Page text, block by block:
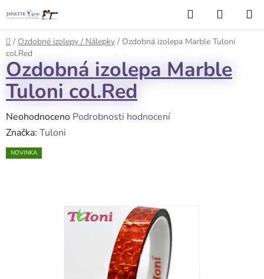
na
obsah
Hledat
KOŠÍK
Domů
/ Ozdobné izolepy / Nálepky / Ozdobná izolepa Marble Tuloni
col.Red
Ozdobná izolepa Marble
Tuloni col.Red
Průměrné
hodnocení
produktu
Neohodnoceno Podrobnosti hodnocení
Značka: Tuloni
NOVINKA